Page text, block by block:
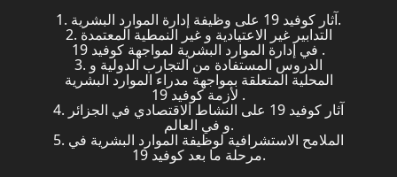
1. آثار كوفيد 19 على وظيفة إدارة الموارد البشرية.
2. التدابير غير الاعتيادية و غير النمطية المعتمدة
في إدارة الموارد البشرية لمواجهة كوفيد 19 .
3. الدروس المستفادة من التجارب الدولية و
المحلية المتعلقة بمواجهة مدراء الموارد البشرية
لأزمة كوفيد 19 .
4. آثار كوفيد 19 على النشاط الاقتصادي في الجزائر
و في العالم.
5. الملامح الاستشرافية لوظيفة الموارد البشرية في
مرحلة ما بعد كوفيد 19.